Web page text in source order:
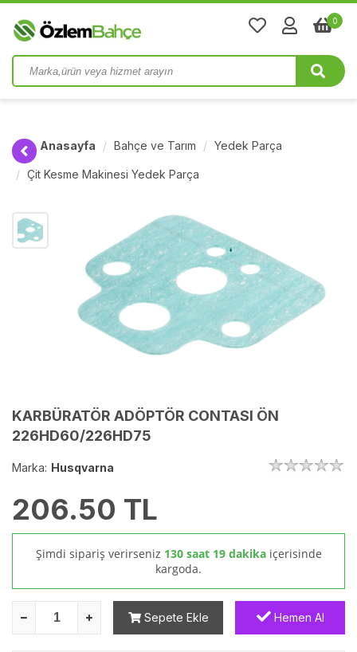
0
Anasayfa Bahçe ve Tarım Yedek Parça
Çit Kesme Makinesi Yedek Parça
KARBÜRATÖR ADÖPTÖR CONTASI ÖN
226HD60/226HD75
Marka: Husqvarna
206.50 TL
Şimdi sipariş verirseniz 130 saat 19 dakika içerisinde
kargoda.
Sepete Ekle Hemen Al